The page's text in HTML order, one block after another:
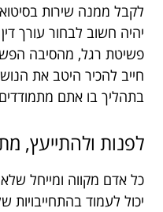
לקבל ממנה שירות
יהיה חשוב לבחור עורך
פשיטת רגל, מהסיבה
חייב להכיר היטב את
בתהליך בו אתם
לפנות ולהתייעץ,
כל אדם מקווה ומייחל
יכול לעמוד